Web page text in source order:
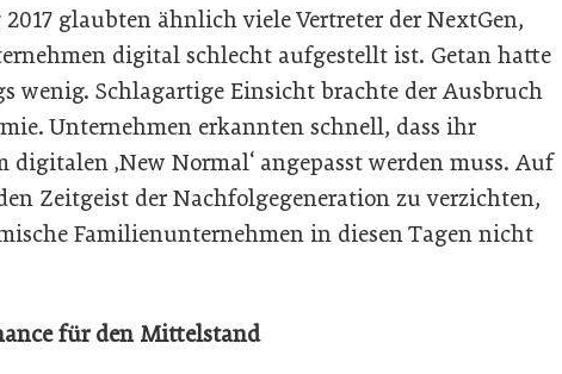
glaubten ähnlich viele Vertreter der NextGen,
digital schlecht aufgestellt ist. Getan hatte
wenig. Schlagartige Einsicht brachte der Ausbruch
Unternehmen erkannten schnell, dass ihr
digitalen ‚New Normal‘ angepasst werden muss. Auf
Zeitgeist der Nachfolgegeneration zu verzichten,
Familienunternehmen in diesen Tagen nicht
für den Mittelstand